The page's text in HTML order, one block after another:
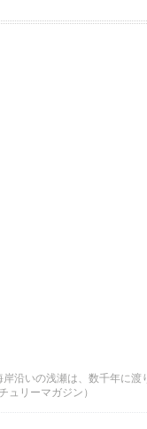
岸沿いの浅瀬は、数千年に
ュリーマガジン）